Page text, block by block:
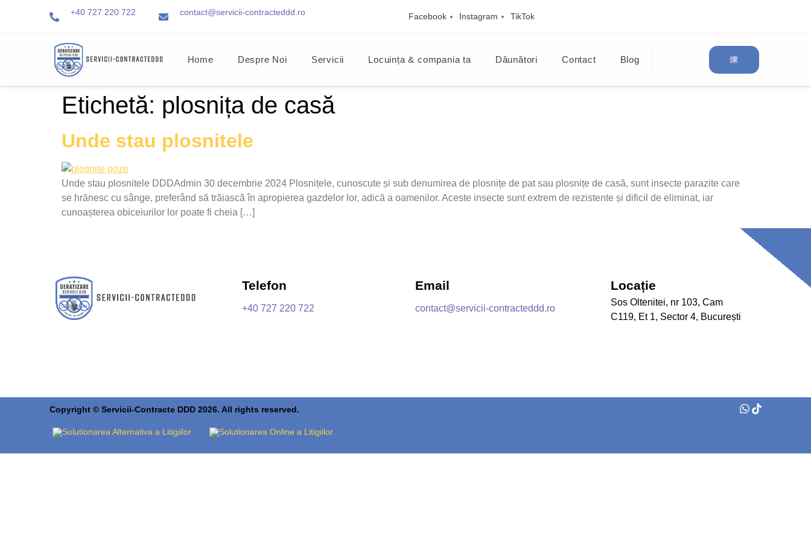
+40 727 220 722 contact@servicii-contracteddd.ro Facebook Instagram TikTok
Home Despre Noi Servicii Locuința & compania ta Dăunători Contact Blog
Etichetă: plosnița de casă
Unde stau plosnitele
Unde stau plosnitele DDDAdmin 30 decembrie 2024 Plosnițele, cunoscute și sub denumirea de plosnițe de pat sau plosnițe de casă, sunt insecte parazite care
se hrănesc cu sânge, preferând să trăiască în apropierea gazdelor lor, adică a oamenilor. Aceste insecte sunt extrem de rezistente și dificil de eliminat, iar
cunoașterea obiceiurilor lor poate fi cheia […]
Telefon
+40 727 220 722
Email
contact@servicii-contracteddd.ro
Locație
Sos Oltenitei, nr 103, Cam
C119, Et 1, Sector 4, București
Copyright © Servicii-Contracte DDD 2026. All rights reserved.